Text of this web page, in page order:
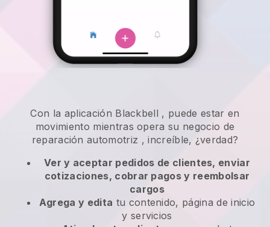
Con la aplicación Blackbell , puede estar en
movimiento mientras opera su negocio de
reparación automotriz , increíble, ¿verdad?
Ver y aceptar pedidos de clientes, enviar
cotizaciones, cobrar pagos y reembolsar
cargos
Agrega y edita tu contenido, página de inicio
y servicios